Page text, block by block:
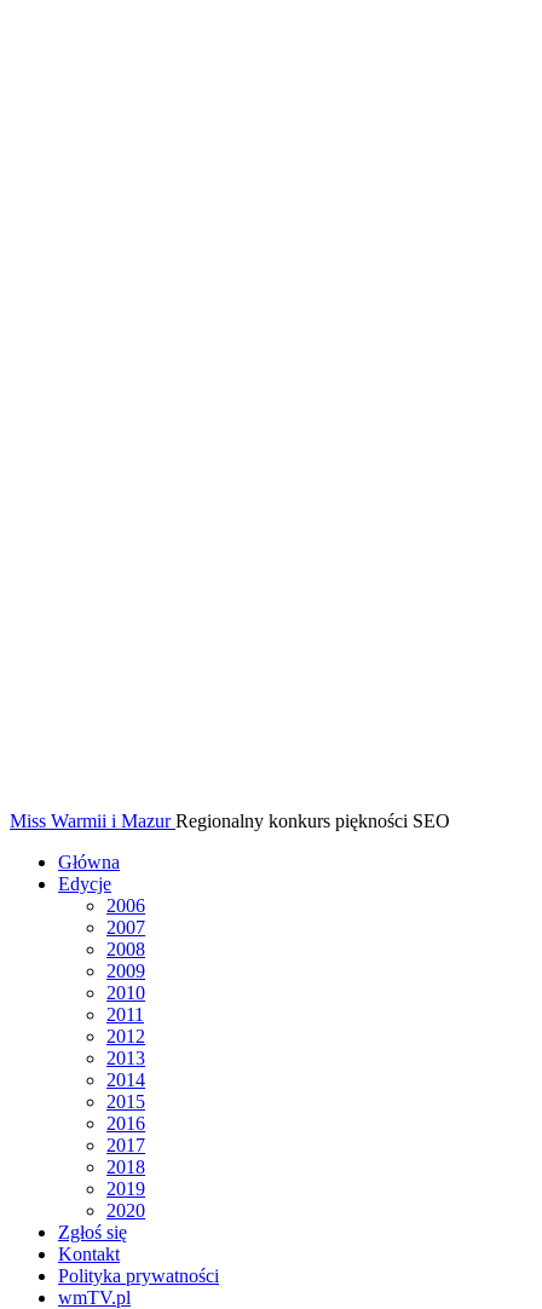
Miss Warmii i Mazur Regionalny konkurs piękności SEO
Główna
Edycje
2006
2007
2008
2009
2010
2011
2012
2013
2014
2015
2016
2017
2018
2019
2020
Zgłoś się
Kontakt
Polityka prywatności
wmTV.pl